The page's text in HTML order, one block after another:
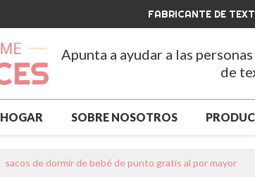
FABRICANTE DE
Apunta a ayudar a las
de
HOGAR SOBRE NOSOTROS
sacos de dormir de bebé de punto gratis al por mayor